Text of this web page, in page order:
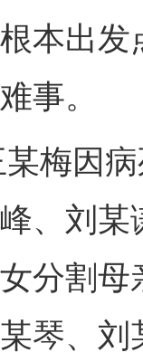
本出
事。
因病
、刘
分割
琴、